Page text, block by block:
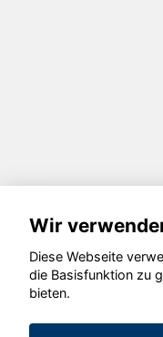
Wir
Diese Webseite
die Basisfunktion zu
bieten.